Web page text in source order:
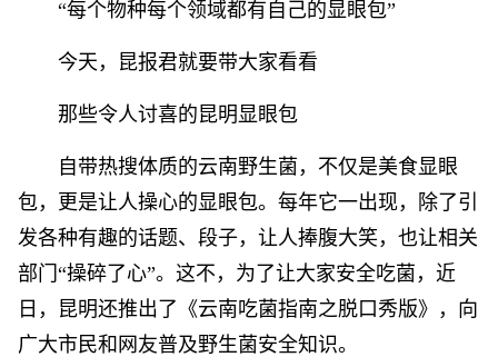
“每个物种每个领域都有自己的显眼包”
今天，昆报君就要带大家看看
那些令人讨喜的昆明显眼包
自带热搜体质的云南野生菌，不仅是美食显眼
包，更是让人操心的显眼包。每年它一出现，除了引
发各种有趣的话题、段子，让人捧腹大笑，也让相关
部门“操碎了心”。这不，为了让大家安全吃菌，近
日，昆明还推出了《云南吃菌指南之脱口秀版》，向
广大市民和网友普及野生菌安全知识。